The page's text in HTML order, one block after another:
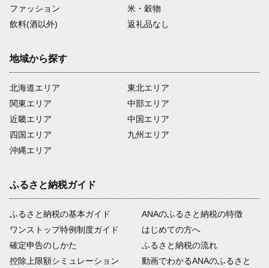
ファッション
米・穀物
飲料(酒以外)
返礼品なし
地域から探す
北海道エリア
関東エリア
近畿エリア
四国エリア
沖縄エリア
東北エリア
中部エリア
中国エリア
九州エリア
ふるさと納税ガイド
ふるさと納税の基本ガイド
ワンストップ特例制度ガイド
確定申告のしかた
控除上限額シミュレーション
ANAのふるさと納税の特徴
はじめての方へ
ふるさと納税の流れ
動画でわかるANAのふるさと